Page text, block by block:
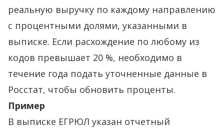
реальную выручку по каждому направлению
с процентными долями, указанными в
выписке. Если расхождение по любому из
кодов превышает 20 %, необходимо в
течение года подать уточненные данные в
Росстат, чтобы обновить проценты.
Пример
В выписке ЕГРЮЛ указан отчетный